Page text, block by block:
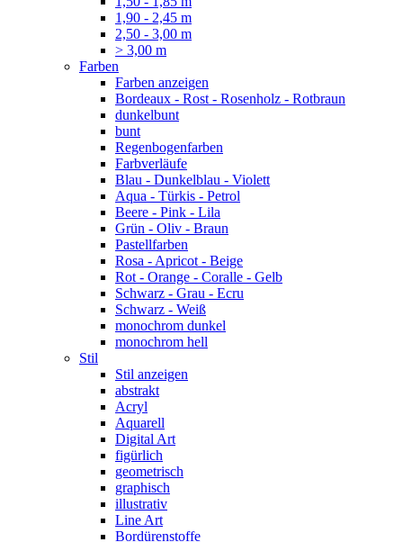
1,90 - 2,45 m
2,50 - 3,00 m
> 3,00 m
Farben
Farben anzeigen
Bordeaux - Rost - Rosenholz - Rotbraun
dunkelbunt
bunt
Regenbogenfarben
Farbverläufe
Blau - Dunkelblau - Violett
Aqua - Türkis - Petrol
Beere - Pink - Lila
Grün - Oliv - Braun
Pastellfarben
Rosa - Apricot - Beige
Rot - Orange - Coralle - Gelb
Schwarz - Grau - Ecru
Schwarz - Weiß
monochrom dunkel
monochrom hell
Stil
Stil anzeigen
abstrakt
Acryl
Aquarell
Digital Art
figürlich
geometrisch
graphisch
illustrativ
Line Art
Bordürenstoffe